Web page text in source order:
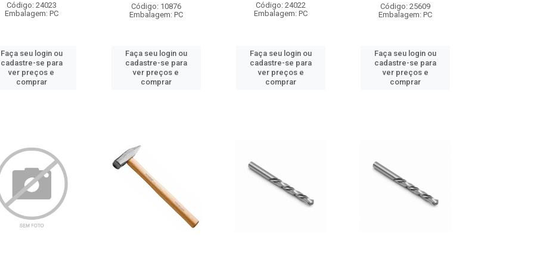
Código: 24023
Embalagem: PC
Faça seu login ou
cadastre-se para
ver preços e
comprar
Código: 10876
Embalagem: PC
Faça seu login ou
cadastre-se para
ver preços e
comprar
Código: 24022
Embalagem: PC
Faça seu login ou
cadastre-se para
ver preços e
comprar
Código: 25609
Embalagem: PC
Faça seu login ou
cadastre-se para
ver preços e
comprar